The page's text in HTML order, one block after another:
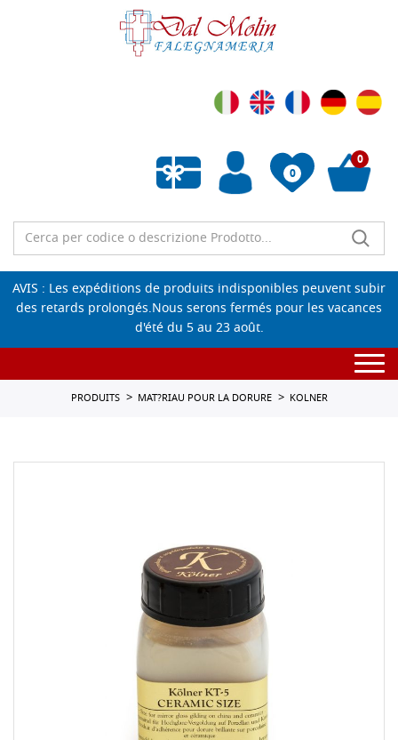
0
Liste de souhaits vide
0
AVIS : Les expéditions de produits indisponibles peuvent subir
des retards prolongés.Nous serons fermés pour les vacances
d'été du 5 au 23 août.
PRODUITS MAT?RIAU POUR LA DORURE KOLNER